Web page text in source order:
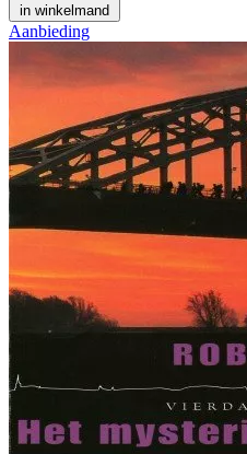
in winkelmand
Aanbieding